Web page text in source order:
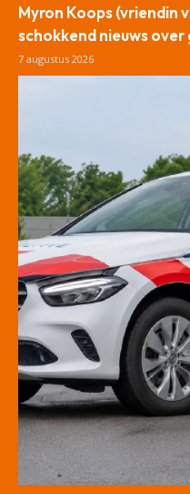
Myron Koops (vriendin
schokkend nieuws
7 augustus 2026